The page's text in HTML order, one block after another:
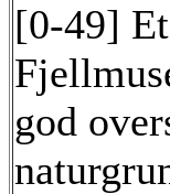
[0-49]
god